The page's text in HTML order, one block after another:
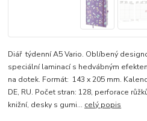
Diář týdenní A5 Vario. Oblíbený
speciální laminací s hedvábným
na dotek. Formát: 143 x 205 mm.
DE, RU. Počet stran: 128, perforace
knižní, desky s gumi... celý popis